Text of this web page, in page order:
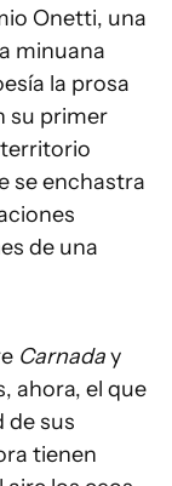
Onetti, una
minuana
la prosa
su primer
se enchastra
de una
Carnaday
ahora, el que
de sus
tienen